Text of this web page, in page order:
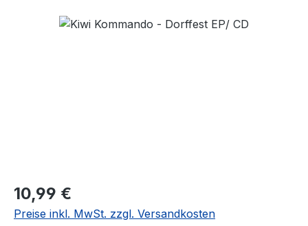
Regulärer Preis:
10,99 €
Preise inkl. MwSt. zzgl. Versandkosten